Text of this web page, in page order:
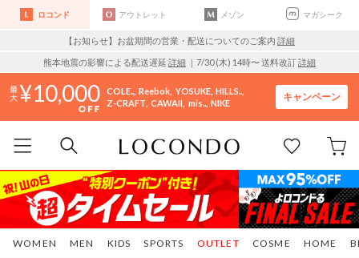
ロコンド アウトレット メゾン マガシーク
【お知らせ】お盆期間の営業・配送についてのご案内 詳細
熊本地震の影響による配送遅延 詳細 ｜7/30 (木) 14時〜 送料改訂詳細
10,000 COLE.. Reebok YOSUKE HILLS..
Z-CRAFT CAWAII mis.. NIKE
キャンペーン
WOMEN MEN KIDS SPORTS COSME HOME
OUTLET